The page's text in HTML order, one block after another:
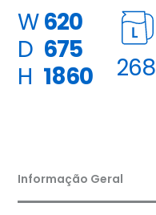
W620
D 675
H 1860 268
Informação Geral